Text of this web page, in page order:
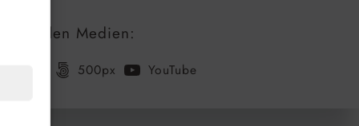
sozialen Medien:
500px YouTube